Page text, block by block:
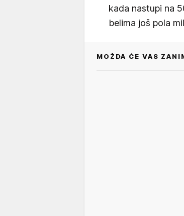
kada nastupi na
belima još pola
MOŽDA ĆE VAS